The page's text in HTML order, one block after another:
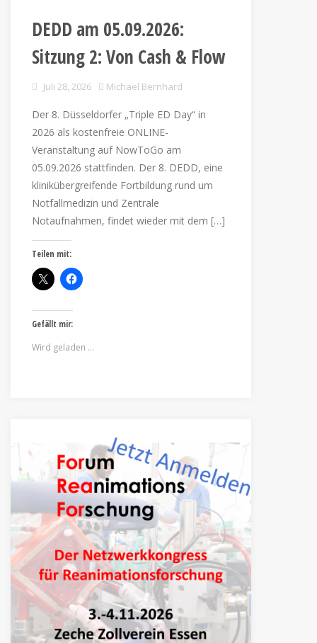
DEDD am 05.09.2026:
Sitzung 2: Von Cash & Flow
Juli 28, 2026 Michael Bernhard
Der 8. Düsseldorfer „Triple ED Day“ in
2026 als kostenfreie ONLINE-
Veranstaltung auf NowToGo am
05.09.2026 stattfinden. Der 8. DEDD, eine
klinikübergreifende Fortbildung rund um
Notfallmedizin und Zentrale
Notaufnahmen, findet wieder mit dem […]
Teilen mit:
Gefällt mir:
Wird geladen …